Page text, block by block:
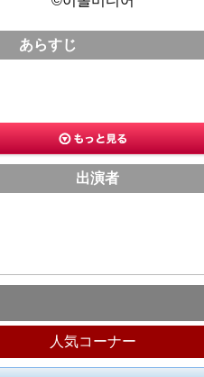
あらすじ
出演者
人気コーナー